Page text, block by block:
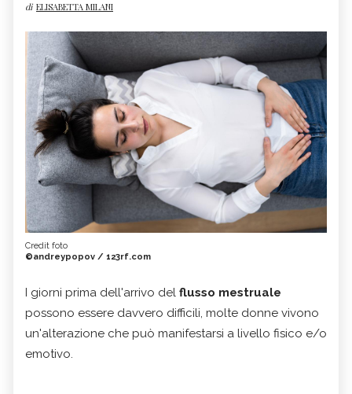
di ELISABETTA MILANI
Credit foto
©andreypopov / 123rf.com
I giorni prima dell'arrivo del flusso mestruale
possono essere davvero difficili, molte donne vivono
un'alterazione che può manifestarsi a livello fisico e/o
emotivo.